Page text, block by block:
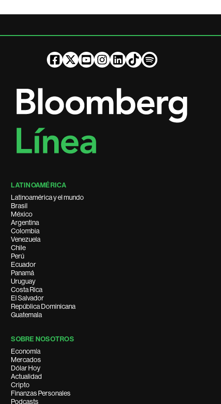
LATINOAMÉRICA
Latinoamérica y el mundo
Brasil
México
Argentina
Colombia
Venezuela
Chile
Perú
Ecuador
Panamá
Uruguay
Costa Rica
El Salvador
República Dominicana
Guatemala
SOBRE NOSOTROS
Economía
Mercados
Dólar Hoy
Actualidad
Cripto
Finanzas Personales
Podcasts